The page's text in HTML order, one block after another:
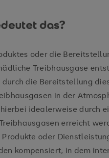
das?
oder die
Treibhausgase
die Bereitstellung
in der
idealerweise durch
erreicht
oder
kompensiert, in dem